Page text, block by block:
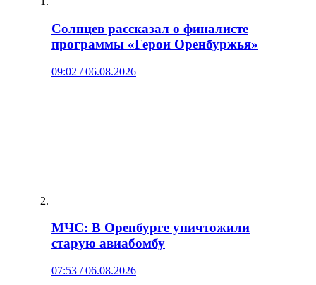
Солнцев рассказал о финалисте
программы «Герои Оренбуржья»
09:02 / 06.08.2026
МЧС: В Оренбурге уничтожили
старую авиабомбу
07:53 / 06.08.2026